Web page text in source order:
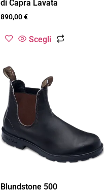
di Capra Lavata
890,00€
Scegli
Blundstone 500